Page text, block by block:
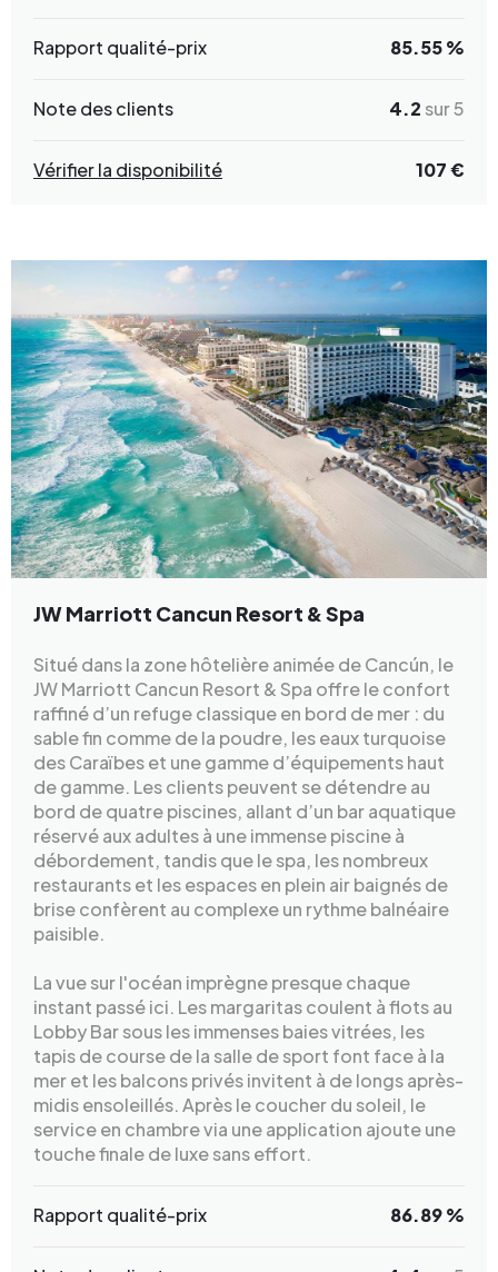
Rapport qualité-prix 85.55 %
Note des clients 4.2 sur 5
Vérifier la disponibilité 107 €
JW Marriott Cancun Resort & Spa
Situé dans la zone hôtelière animée de Cancún, le
JW Marriott Cancun Resort & Spa offre le confort
raffiné d’un refuge classique en bord de mer : du
sable fin comme de la poudre, les eaux turquoise
des Caraïbes et une gamme d’équipements haut
de gamme. Les clients peuvent se détendre au
bord de quatre piscines, allant d’un bar aquatique
réservé aux adultes à une immense piscine à
débordement, tandis que le spa, les nombreux
restaurants et les espaces en plein air baignés de
brise confèrent au complexe un rythme balnéaire
paisible.
La vue sur l'océan imprègne presque chaque
instant passé ici. Les margaritas coulent à flots au
Lobby Bar sous les immenses baies vitrées, les
tapis de course de la salle de sport font face à la
mer et les balcons privés invitent à de longs après-
midis ensoleillés. Après le coucher du soleil, le
service en chambre via une application ajoute une
touche finale de luxe sans effort.
Rapport qualité-prix 86.89 %